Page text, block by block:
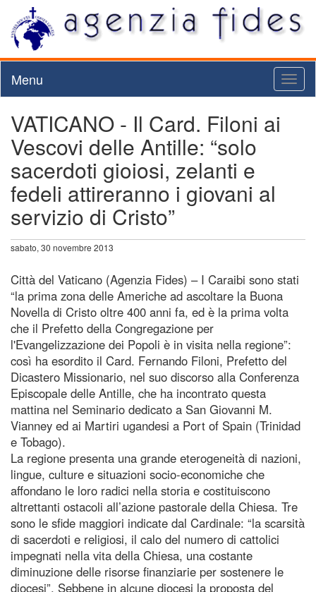
Menu
VATICANO - Il Card. Filoni ai
Vescovi delle Antille: “solo
sacerdoti gioiosi, zelanti e
fedeli attireranno i giovani al
servizio di Cristo”
sabato, 30 novembre 2013
Città del Vaticano (Agenzia Fides) – I Caraibi sono stati
“la prima zona delle Americhe ad ascoltare la Buona
Novella di Cristo oltre 400 anni fa, ed è la prima volta
che il Prefetto della Congregazione per
l'Evangelizzazione dei Popoli è in visita nella regione”:
così ha esordito il Card. Fernando Filoni, Prefetto del
Dicastero Missionario, nel suo discorso alla Conferenza
Episcopale delle Antille, che ha incontrato questa
mattina nel Seminario dedicato a San Giovanni M.
Vianney ed ai Martiri ugandesi a Port of Spain (Trinidad
e Tobago).
La regione presenta una grande eterogeneità di nazioni,
lingue, culture e situazioni socio-economiche che
affondano le loro radici nella storia e costituiscono
altrettanti ostacoli all’azione pastorale della Chiesa. Tre
sono le sfide maggiori indicate dal Cardinale: “la scarsità
di sacerdoti e religiosi, il calo del numero di cattolici
impegnati nella vita della Chiesa, una costante
diminuzione delle risorse finanziarie per sostenere le
diocesi”. Sebbene in alcune diocesi la proposta del